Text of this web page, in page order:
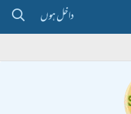
داخل ہوں